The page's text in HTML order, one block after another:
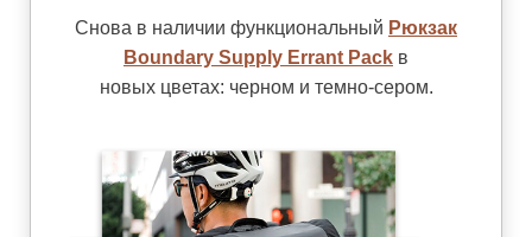
Снова в наличии функциональный Рюкзак
Boundary Supply Errant Pack в
новых цветах: черном и темно-сером.